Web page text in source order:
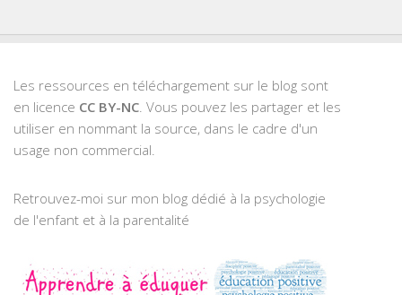
Les ressources en téléchargement sur le blog sont
en licence CC BY-NC. Vous pouvez les partager et les
utiliser en nommant la source, dans le cadre d'un
usage non commercial.
Retrouvez-moi sur mon blog dédié à la psychologie
de l'enfant et à la parentalité